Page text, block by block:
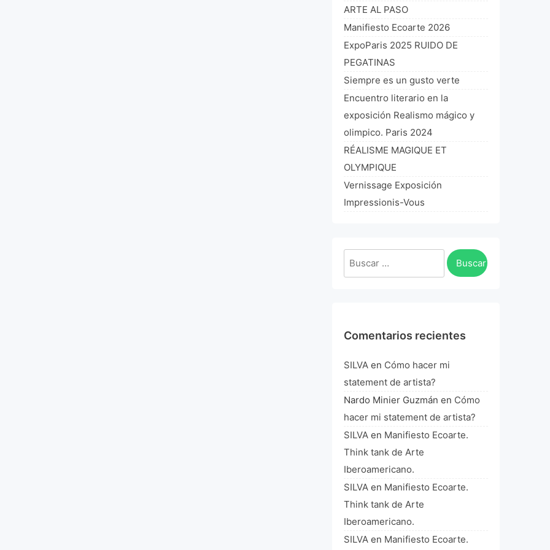
ARTE AL PASO
Manifiesto Ecoarte 2026
ExpoParis 2025 RUIDO DE
PEGATINAS
Siempre es un gusto verte
Encuentro literario en la
exposición Realismo mágico y
olimpico. Paris 2024
RÉALISME MAGIQUE ET
OLYMPIQUE
Vernissage Exposición
Impressionis-Vous
Buscar:
Comentarios recientes
SILVA en Cómo hacer mi
statement de artista?
Nardo Minier Guzmán en Cómo
hacer mi statement de artista?
SILVA en Manifiesto Ecoarte.
Think tank de Arte
Iberoamericano.
SILVA en Manifiesto Ecoarte.
Think tank de Arte
Iberoamericano.
SILVA en Manifiesto Ecoarte.